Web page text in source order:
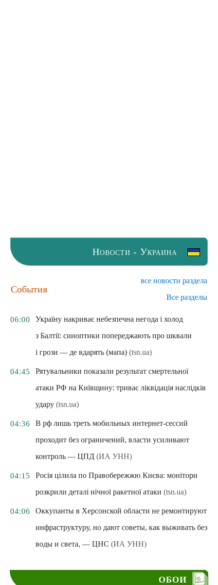
Новости - Украина
События
все новости раздела
Все разделы
06:00
Україну накриває небезпечна негода і холод
з Балтії: синоптики попереджають про шквали
і грози — де вдарять (мапа) (tsn.ua)
04:45
Рятувальники показали результат смертельної
атаки РФ на Київщину: триває ліквідація наслідків
удару (tsn.ua)
04:36
В рф лишь треть мобильных интернет-сессий
проходит без ограничений, власти усиливают
контроль — ЦПД (ИА УНН)
04:15
Росія цілила по Правобережжю Києва: монітори
розкрили деталі нічної ракетної атаки (tsn.ua)
04:06
Оккупанты в Херсонской области не ремонтируют
инфраструктуру, но дают советы, как выживать без
воды и света, — ЦНС (ИА УНН)
ОБОИ